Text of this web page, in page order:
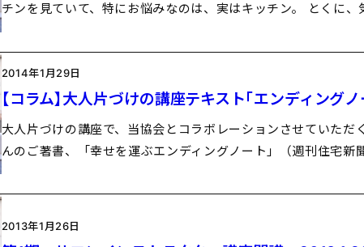
チンを見ていて、特にお悩みなのは、実はキッチン。 とくに
2014年1月29日
【コラム】大人片づけの講座テキスト「エンディングノ
大人片づけの講座で、当協会とコラボレーションさせていただ
んのご著書、「幸せを運ぶエンディングノート」（週刊住宅
2013年1月26日